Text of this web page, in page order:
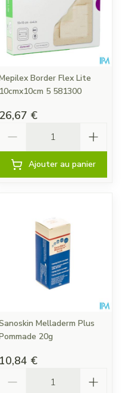
Border Flex Lite
10cmx10cm 5 581300
26,67 €
Ajouter au panier
Melladerm Plus
20g
10,84 €